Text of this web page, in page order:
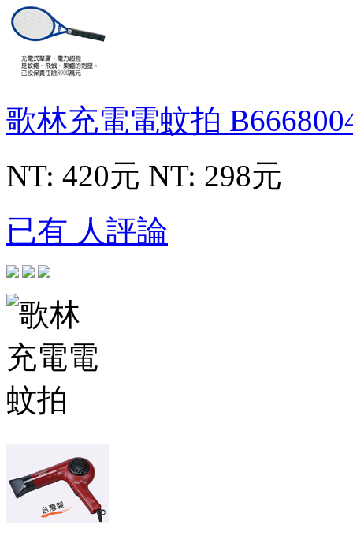
歌林充電電蚊拍
NT: 420元 NT: 298元
已有 人評論